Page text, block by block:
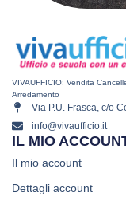
VIVAUFFICIO: Vendita
Arredamento
Via P.U. Frasca, c/o
info@vivaufficio.it
IL MIO
Il mio account
Dettagli account